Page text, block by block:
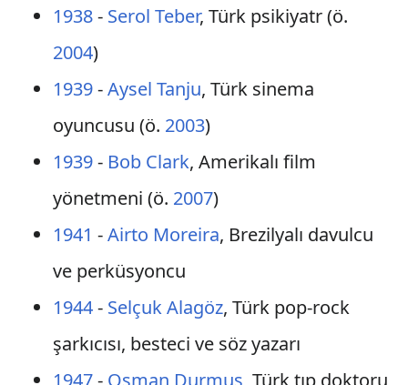
1938- Serol Teber, Türk psikiyatr (ö.
2004)
1939-Aysel Tanju, Türk sinema
oyuncusu (ö. 2003)
1939- Bob Clark, Amerikalı film
yönetmeni (ö. 2007)
1941 -Airto Moreira, Brezilyalı davulcu
ve perküsyoncu
1944- Selçuk Alagöz, Türk pop-rock
şarkıcısı, besteci ve söz yazarı
1947- Osman Durmuş , Türk tıp doktoru